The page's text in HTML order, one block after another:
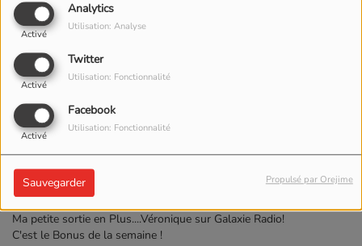
Analytics
Activé
Utilisation: Analyse
Twitter
Activé
Utilisation: Fonctionnalité
Facebook
Activé
Utilisation: Fonctionnalité
Sauvegarder Propulsé par Orejime
13 MAI 2026 - 599 VUES
ÉCOUTER LE PODCAST TÉLÉCHARGER LE PODCAST
Ma petite sortie en Plus....Véronique sur Galaxie Radio!
C'est le Bonus de la semaine !